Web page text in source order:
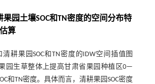
果园土壤SOC和TN密度的空间分布特
算
耕果园SOC和TN密度的IDW空间插值图
园生草整体上提高甘肃省果园种植区0—
和TN密度。具体而言，清耕果园SOC密度